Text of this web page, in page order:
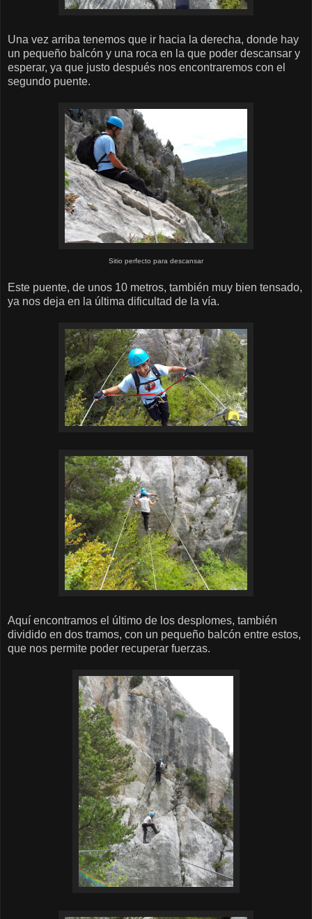
Una vez arriba tenemos que ir hacia la derecha, donde hay
un pequeño balcón y una roca en la que poder descansar y
esperar, ya que justo después nos encontraremos con el
segundo puente.
Sitio perfecto para descansar
Este puente, de unos 10 metros, también muy bien tensado,
ya nos deja en la última dificultad de la vía.
Aquí encontramos el último de los desplomes, también
dividido en dos tramos, con un pequeño balcón entre estos,
que nos permite poder recuperar fuerzas.